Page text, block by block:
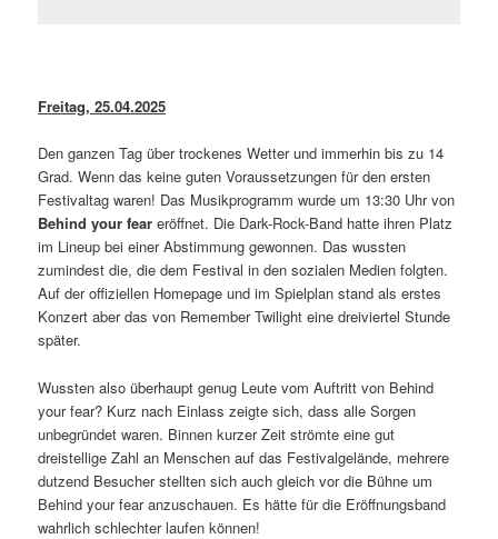
Freitag, 25.04.2025
Den ganzen Tag über trockenes Wetter und immerhin bis zu 14
Grad. Wenn das keine guten Voraussetzungen für den ersten
Festivaltag waren! Das Musikprogramm wurde um 13:30 Uhr von
Behind your fear eröffnet. Die Dark-Rock-Band hatte ihren Platz
im Lineup bei einer Abstimmung gewonnen. Das wussten
zumindest die, die dem Festival in den sozialen Medien folgten.
Auf der offiziellen Homepage und im Spielplan stand als erstes
Konzert aber das von Remember Twilight eine dreiviertel Stunde
später.
Wussten also überhaupt genug Leute vom Auftritt von Behind
your fear? Kurz nach Einlass zeigte sich, dass alle Sorgen
unbegründet waren. Binnen kurzer Zeit strömte eine gut
dreistellige Zahl an Menschen auf das Festivalgelände, mehrere
dutzend Besucher stellten sich auch gleich vor die Bühne um
Behind your fear anzuschauen. Es hätte für die Eröffnungsband
wahrlich schlechter laufen können!